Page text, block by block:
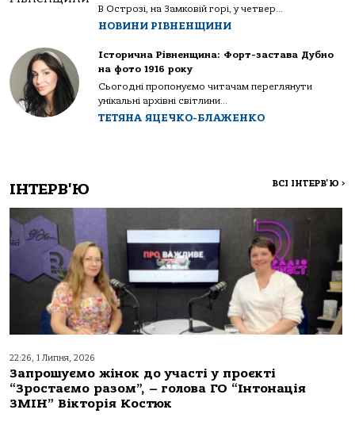
В Острозі, на Замковій горі, у четвер...
НОВИНИ РІВНЕНЩИНИ
Історична Рівненщина: Форт-застава Дубно
на фото 1916 року
Сьогодні пропонуємо читачам переглянути
унікальні архівні світлини...
ТЕТЯНА ЯЦЕЧКО-БЛАЖЕНКО
ІНТЕРВ'Ю ВСІ ІНТЕРВ'Ю >
22:26, 1 Липня, 2026
Запрошуємо жінок до участі у проєкті
“Зростаємо разом”, – голова ГО “Інтонація
ЗМІН” Вікторія Костюк